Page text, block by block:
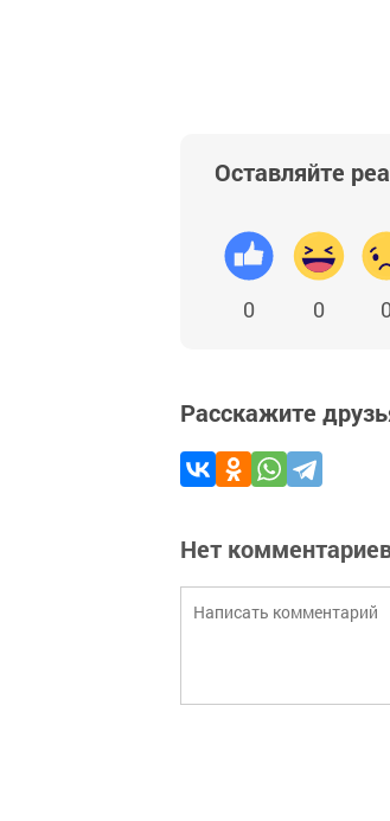
Оставляйте
0 0 0
Расскажите
Нет